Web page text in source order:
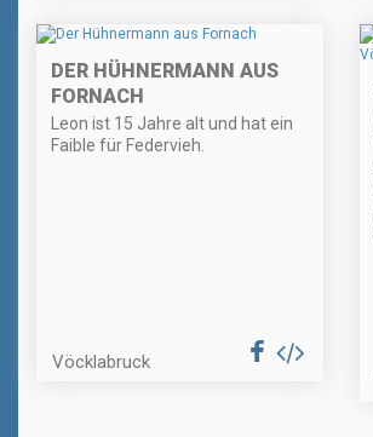
DER HÜHNERMANN AUS
FORNACH
Leon ist 15 Jahre alt und hat ein
Faible für Federvieh.
Vöcklabruck